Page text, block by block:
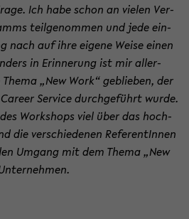
Ich habe schon an vie­len Ver­
teil­ge­nom­men und jede ein­
nach auf ihre ei­ge­ne Weise einen
in Er­in­ne­rung ist mir al­ler­
„New Work“ ge­blie­ben, der
Ser­vice durch­ge­führt wurde.
Work­shops viel über das hoch­
die ver­schie­de­nen Re­fe­ren­tIn­nen
Um­gang mit dem Thema „New